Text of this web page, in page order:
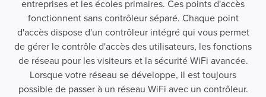
entreprises et les écoles primaires. Ces points d'accès
fonctionnent sans contrôleur séparé. Chaque point
d'accès dispose d'un contrôleur intégré qui vous permet
de gérer le contrôle d'accès des utilisateurs, les fonctions
de réseau pour les visiteurs et la sécurité WiFi avancée.
Lorsque votre réseau se développe, il est toujours
possible de passer à un réseau WiFi avec un contrôleur.